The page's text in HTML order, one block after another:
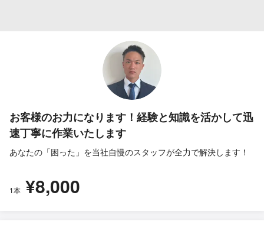
お客様のお力になります！経験と知識を活かして迅
速丁寧に作業いたします
あなたの「困った」を当社自慢のスタッフが全力で解決します！
1本 ¥8,000